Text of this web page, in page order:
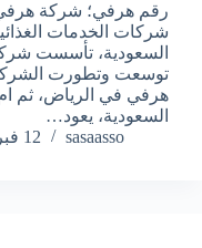
رقم هرفي؛ شركة
شركات الخدمات
توسعت وتطورت
هرفي في الرياض، ثم
السعودية، يعود…
sasaasso
12 فبراير، 2026